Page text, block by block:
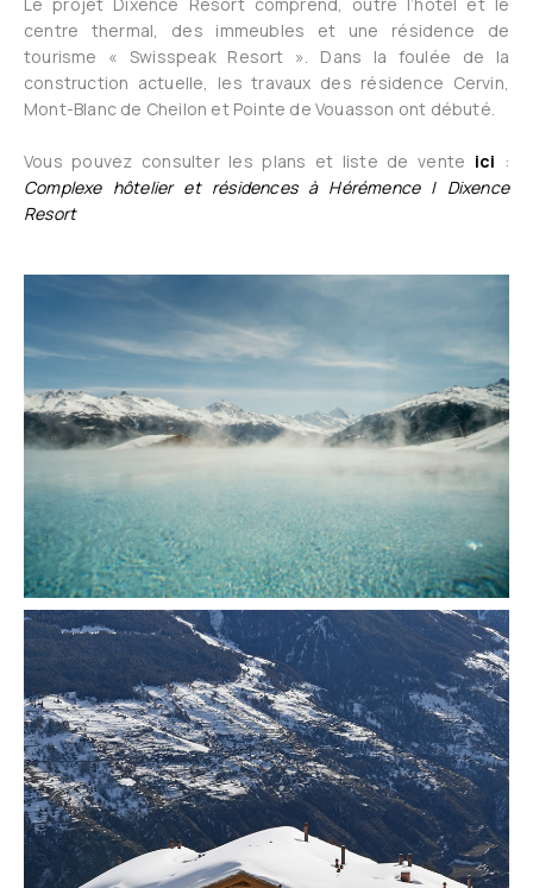
centre thermal, des immeubles et une résidence de
tourisme « Swisspeak Resort ». Dans la foulée de la
construction actuelle, les travaux des résidence Cervin,
Mont-Blanc de Cheilon et Pointe de Vouasson ont débuté.
Vous pouvez consulter les plans et liste de vente ici :
Complexe hôtelier et résidences à Hérémence | Dixence
Resort